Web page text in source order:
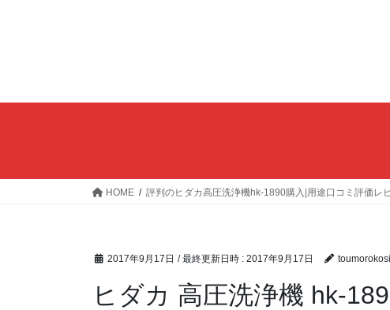
HOME 評判のヒダカ高圧洗浄機hk-1890購入|用途口コミ評価レ
2017年9月17日 / 最終更新日時 : 2017年9月17日 toumorokosi
ヒダカ 高圧洗浄機 hk-